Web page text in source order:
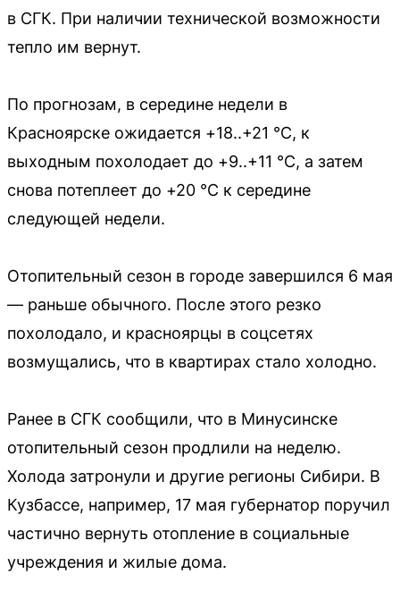
в СГК. При наличии технической возможности
тепло им вернут.
По прогнозам, в середине недели в
Красноярске ожидается +18..+21 °C, к
выходным похолодает до +9..+11 °C, а затем
снова потеплеет до +20 °C к середине
следующей недели.
Отопительный сезон в городе завершился 6 мая
— раньше обычного. После этого резко
похолодало, и красноярцы в соцсетях
возмущались, что в квартирах стало холодно.
Ранее в СГК сообщили, что в Минусинске
отопительный сезон продлили на неделю.
Холода затронули и другие регионы Сибири. В
Кузбассе, например, 17 мая губернатор поручил
частично вернуть отопление в социальные
учреждения и жилые дома.